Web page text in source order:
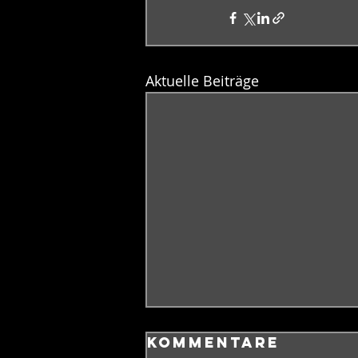
Aktuelle Beiträge
Kommentare